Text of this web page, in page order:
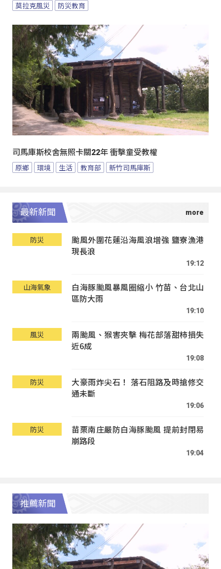
莫拉克風災
防災教育
司馬庫斯校舍無照卡關22年 衝擊童受教權
原鄉 環境 生活 教育部 新竹司馬庫斯
最新新聞
防災
颱風外圍花蓮沿海風浪增強 鹽寮漁港
現長浪
19:12
山海氣象
白海豚颱風暴風圈縮小 竹苗、台北山
區防大雨
19:10
風災
兩颱風、猴害夾擊 梅花部落甜柿損失
近6成
19:08
防災
大豪雨炸尖石！ 落石阻路及時搶修交
通未斷
19:06
防災
苗栗南庄嚴防白海豚颱風 提前封閉易
崩路段
19:04
推薦新聞